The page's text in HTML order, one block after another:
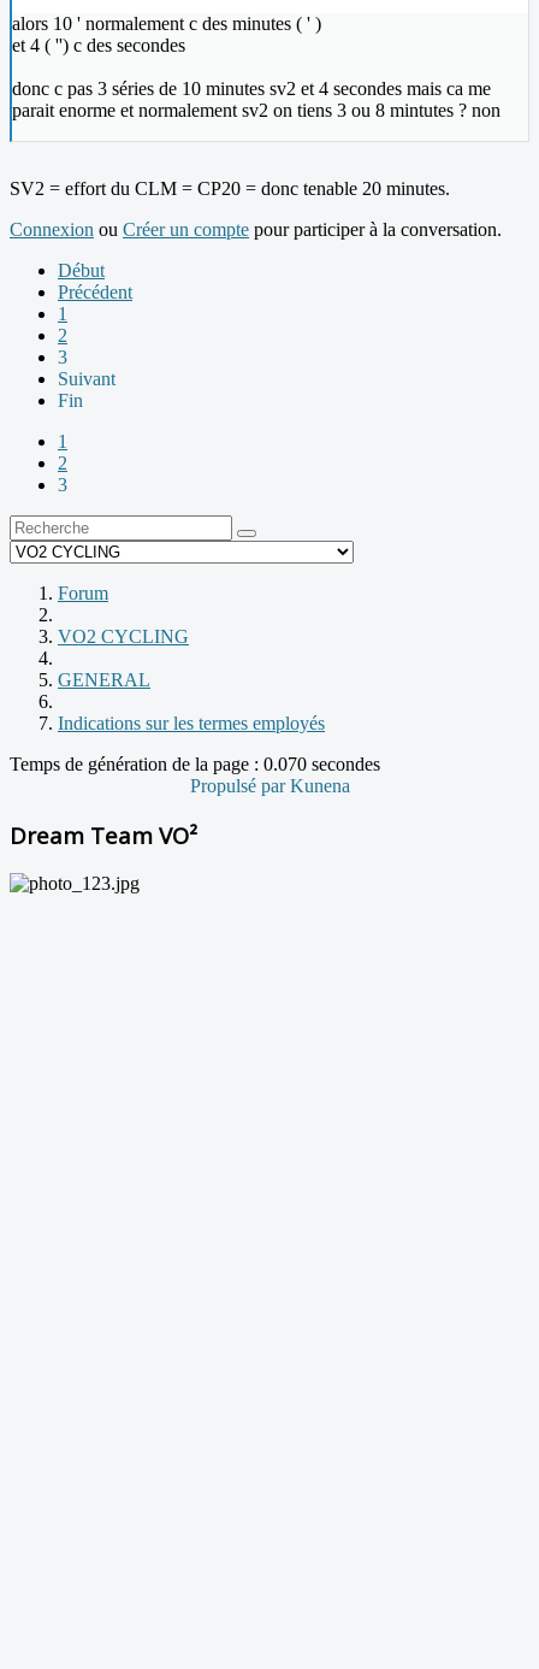
alors 10 ' normalement c des minutes ( ' )
et 4 ( '') c des secondes
donc c pas 3 séries de 10 minutes sv2 et 4 secondes mais ca me
parait enorme et normalement sv2 on tiens 3 ou 8 mintutes ? non
SV2 = effort du CLM = CP20 = donc tenable 20 minutes.
Connexion ou Créer un compte pour participer à la conversation.
Début
Précédent
1
2
3
Suivant
Fin
1
2
3
Forum
VO2 CYCLING
GENERAL
Indications sur les termes employés
Temps de génération de la page : 0.070 secondes
Propulsé parKunena
Dream Team VO²